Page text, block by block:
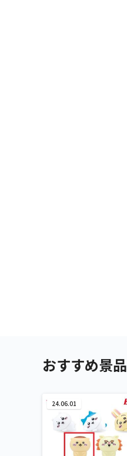
おすすめ景品
24.06.01